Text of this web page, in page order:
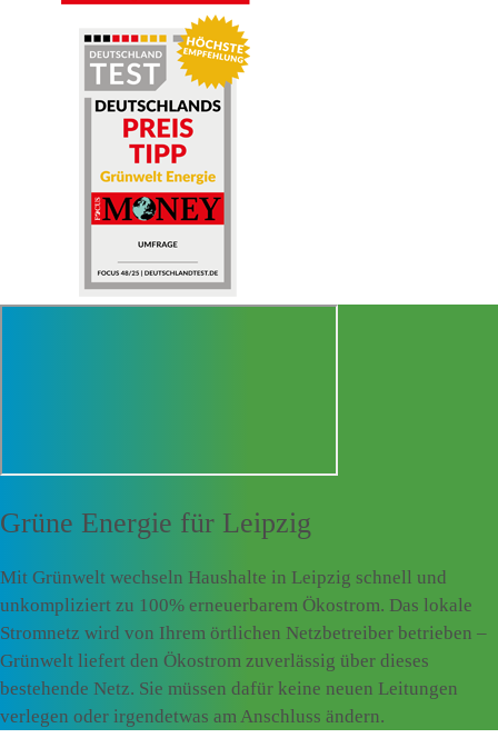
Grüne Energie für Leipzig
Mit Grünwelt wechseln Haushalte in Leipzig schnell und
unkompliziert zu 100% erneuerbarem Ökostrom. Das lokale
Stromnetz wird von Ihrem örtlichen Netzbetreiber betrieben –
Grünwelt liefert den Ökostrom zuverlässig über dieses
bestehende Netz. Sie müssen dafür keine neuen Leitungen
verlegen oder irgendetwas am Anschluss ändern.